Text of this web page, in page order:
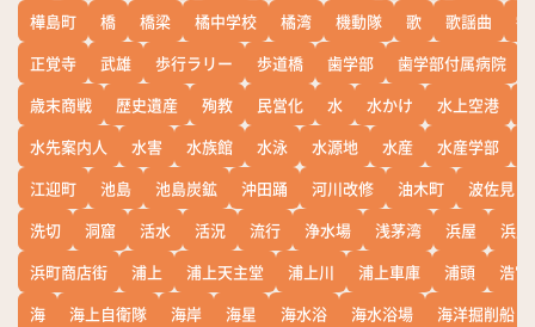
樺島町
橋 橋梁 橘中学校 橘湾 機動隊 歌 歌謡曲
正覚寺
武雄 歩行ラリー 歩道橋 歯学部 歯学部付属病院
歳末商戦
歴史遺産 殉教 民営化 水 水かけ 水上空港
水先案内人
水害 水族館 水泳 水源地 水産 水産学部
江迎町
池島 池島炭鉱 沖田踊 河川改修 油木町
波佐見
洗切
洞窟 活水 活況 流行 浄水場 浅茅湾 浜屋
浜
浜町商店街
浦上 浦上天主堂 浦上川 浦上車庫 浦頭
浩宮
海
海上自衛隊 海岸 海星 海水浴 海水浴場
海洋掘削船